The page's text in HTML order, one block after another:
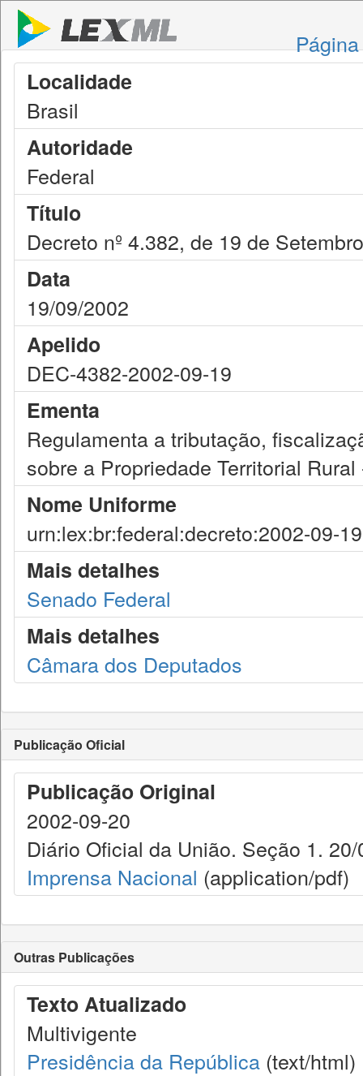
Localidade
Brasil
Autoridade
Federal
Título
Decreto nº 4.382, de 19 de
Data
19/09/2002
Apelido
DEC-4382-2002-09-19
Ementa
Regulamenta a tributação,
sobre a Propriedade Territorial Rural
Nome Uniforme
urn:lex:br:federal:decreto:2002-09-
Mais detalhes
Senado Federal
Mais detalhes
Câmara dos Deputados
Publicação Oficial
Publicação Original
2002-09-20
Diário Oficial da União. Seção 1.
Imprensa Nacional (application/pdf)
Outras Publicações
Texto Atualizado
Multivigente
Presidência da República (text/html)